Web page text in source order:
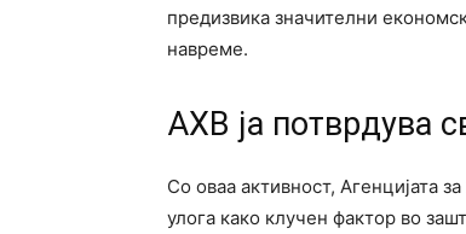
предизвика значителни
навреме.
АХВ ја потврдува
Со оваа активност, Агенцијата
улога како клучен фактор во